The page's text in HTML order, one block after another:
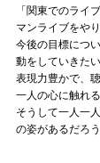
「関東でのライ
マンライブをや
今後の目標につ
動をしていきたい
表現力豊かで、
一人の心に触れる
そうして一人一
の姿があるだろう